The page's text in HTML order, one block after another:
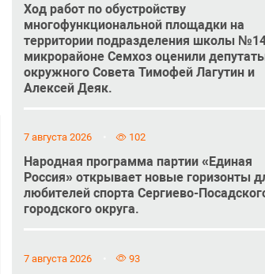
Ход работ по обустройству
многофункциональной площадки на
территории подразделения школы
микрорайоне Семхоз оценили
окружного Совета Тимофей Лагутин и
Алексей Деяк.
7 августа 2026 102
Народная программа партии «Единая
Россия» открывает новые горизонты
любителей спорта Сергиево-
городского округа.
7 августа 2026 93